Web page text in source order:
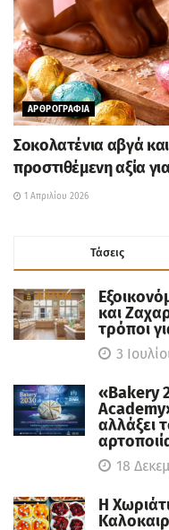
ΑΡΘΡΟΓΡΑΦΙΑ
Σοκολατένια αβγά
προστιθέμενη αξία
1 Απριλίου 2026
Τάσεις
και
τρόποι
3
«Bakery
αλλάξει
18
Η